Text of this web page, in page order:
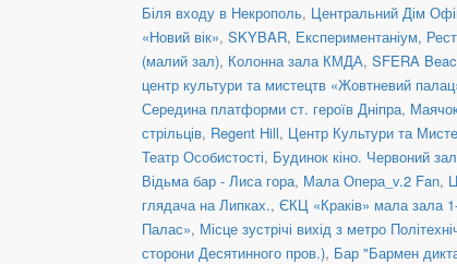
Біля входу в Некрополь, Центральний Дім
«Новий вік», SKYBAR, Експериментаніум,
(малий зал), Колонна зала КМДА, SFERA
центр культури та мистецтв «Жовтневий
Середина платформи ст. героїв Дніпра,
стрільців, Regent Hill, Центр Культури та
Театр Особистості, Будинок кіно. Червоний зал
Відьма бар - Лиса гора, Мала Опера_v.2 Fan,
глядача на Липках., ЄКЦ «Краків» мала зала
Палас», Місце зустрічі вихід з метро
сторони Десятинного пров.), Бар "Бармен